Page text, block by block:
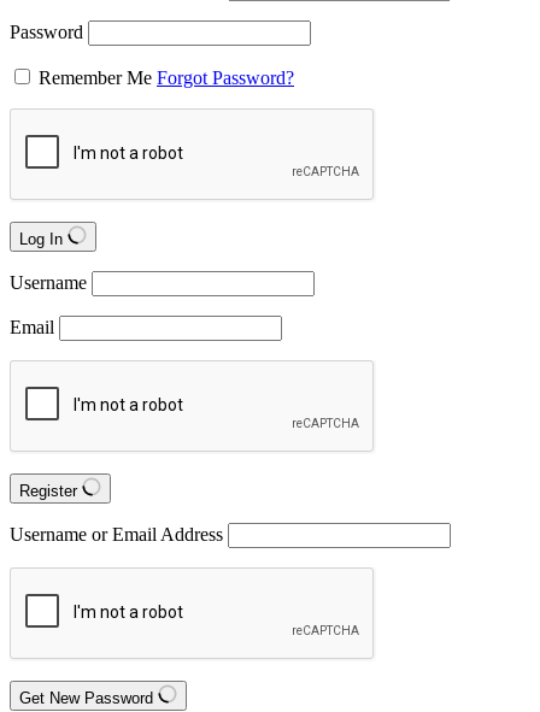
Password
Remember Me Forgot Password?
Log In
Username
Email
Register
Username or Email Address
Get New Password